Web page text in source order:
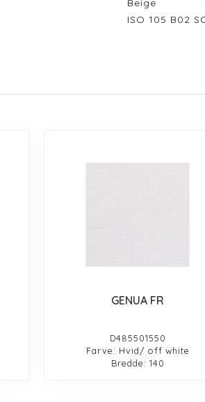
Beige
ISO 105 B02
GENUA FR
D485501550
Farve: Hvid/ off white
Bredde: 140